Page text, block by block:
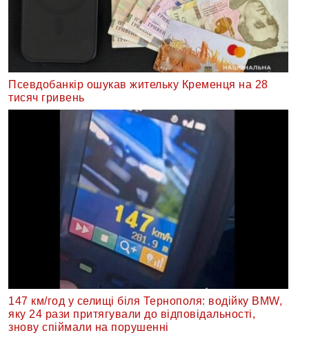
Псевдобанкір ошукав жительку Кременця на 28
тисяч гривень
147 км/год у селищі біля Тернополя: водійку BMW,
яку 24 рази притягували до відповідальності,
знову спіймали на порушенні